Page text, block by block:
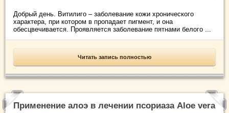
Добрый день. Витилиго – заболевание кожи хронического
характера, при котором в пропадает пигмент, и она
обесцвечивается. Проявляется заболевание пятнами белого ...
Читать запись полностью
Применение алоэ в лечении псориаза Aloe vera